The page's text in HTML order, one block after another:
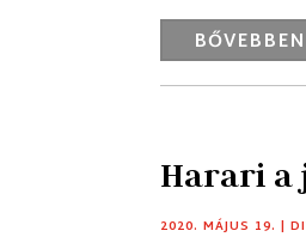
BŐVEBBEN
Harari a
2020. MÁJUS 19. |